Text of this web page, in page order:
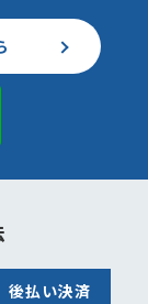
後払い決済